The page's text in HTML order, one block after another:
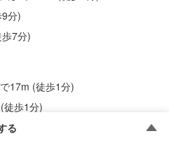
分)
7分)
17m (徒歩1分)
徒歩1分)
15m (徒歩1分)
る